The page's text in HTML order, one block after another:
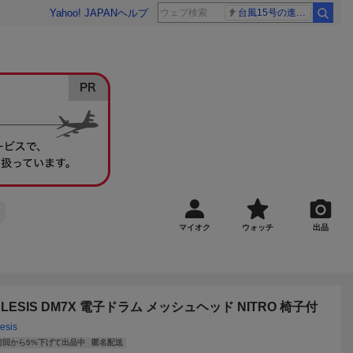
Yahoo! JAPANヘルプ 台風15号の進路 解説
マイオク ウォッチ 出品
DM7X 電子ドラム メッシュヘッド NITRO 椅子付
回から5%下げて出品中 匿名配送